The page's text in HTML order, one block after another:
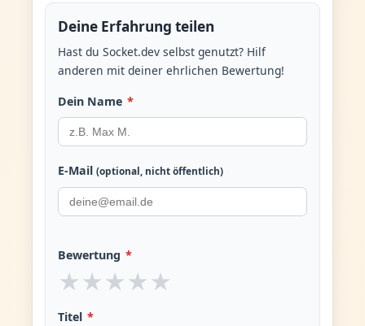
Deine Erfahrung teilen
Hast du Socket.dev selbst genutzt? Hilf
anderen mit deiner ehrlichen Bewertung!
Dein Name *
E-Mail (optional, nicht öffentlich)
Bewertung *
★ ★ ★ ★ ★
Titel *